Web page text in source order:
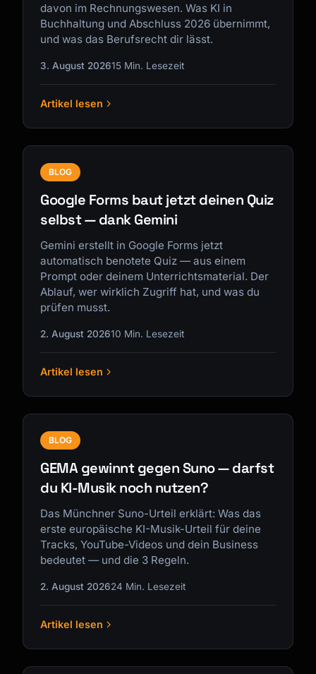
davon im Rechnungswesen. Was KI in
Buchhaltung und Abschluss 2026 übernimmt,
und was das Berufsrecht dir lässt.
3. August 202615 Min. Lesezeit
Artikel lesen
BLOG
Google Forms baut jetzt deinen Quiz
selbst — dank Gemini
Gemini erstellt in Google Forms jetzt
automatisch benotete Quiz — aus einem
Prompt oder deinem Unterrichtsmaterial. Der
Ablauf, wer wirklich Zugriff hat, und was du
prüfen musst.
2. August 202610 Min. Lesezeit
Artikel lesen
BLOG
GEMA gewinnt gegen Suno — darfst
du KI-Musik noch nutzen?
Das Münchner Suno-Urteil erklärt: Was das
erste europäische KI-Musik-Urteil für deine
Tracks, YouTube-Videos und dein Business
bedeutet — und die 3 Regeln.
2. August 202624 Min. Lesezeit
Artikel lesen
Kai